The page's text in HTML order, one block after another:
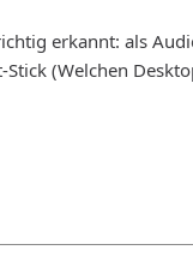
erkannt: als
(Welchen